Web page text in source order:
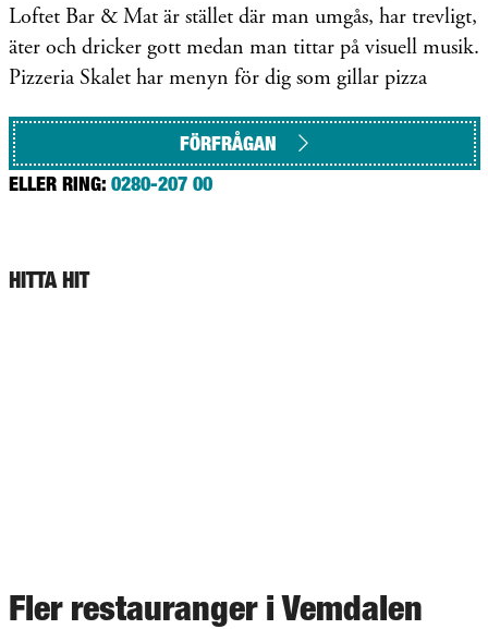
Loftet Bar & Mat är stället där man umgås, har trevligt,
äter och dricker gott medan man tittar på visuell musik.
Pizzeria Skalet har menyn för dig som gillar pizza
FÖRFRÅGAN
ELLER RING: 0280-207 00
HITTA HIT
Fler restauranger i Vemdalen